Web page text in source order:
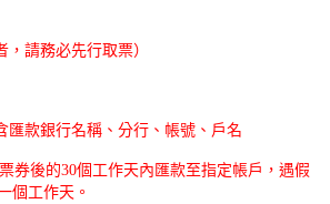
請務必先行取票）
匯款銀行名稱、分行、帳號、戶名
券後的30個工作天內匯款至指定帳戶，遇假
個工作天。